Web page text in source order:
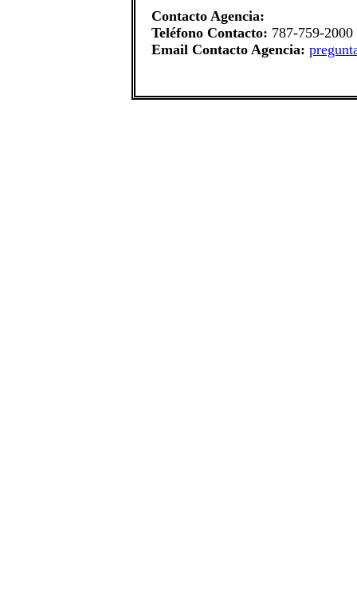
Contacto Agencia:
Teléfono Contacto: 787-759-
Email Contacto Agencia: